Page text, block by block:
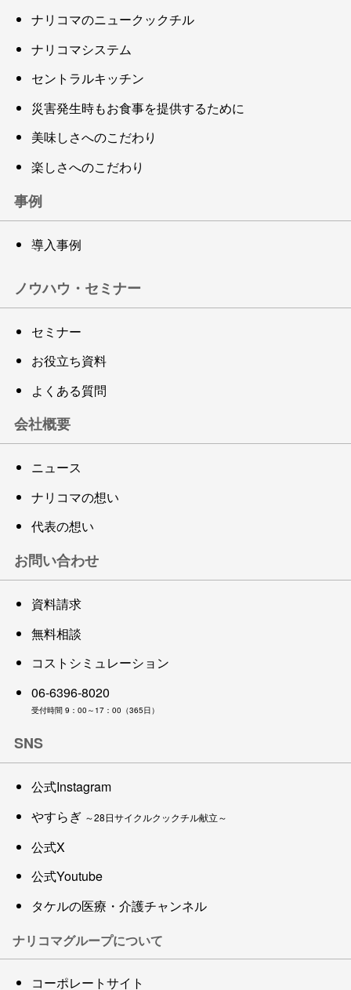
ナリコマのニュークックチル
ナリコマシステム
セントラルキッチン
災害発生時もお食事を提供するために
美味しさへのこだわり
楽しさへのこだわり
事例
導入事例
ノウハウ・セミナー
セミナー
お役立ち資料
よくある質問
会社概要
ニュース
ナリコマの想い
代表の想い
お問い合わせ
資料請求
無料相談
コストシミュレーション
06-6396-8020
受付時間 9：00～17：00（365日）
SNS
公式Instagram
やすらぎ ～28日サイクルクックチル献立～
公式X
公式Youtube
タケルの医療・介護チャンネル
ナリコマグループについて
コーポレートサイト